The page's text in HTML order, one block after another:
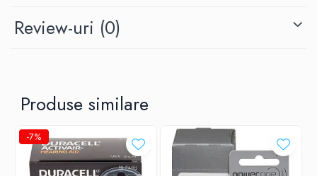
Review-uri (0)
Produse similare
-7%